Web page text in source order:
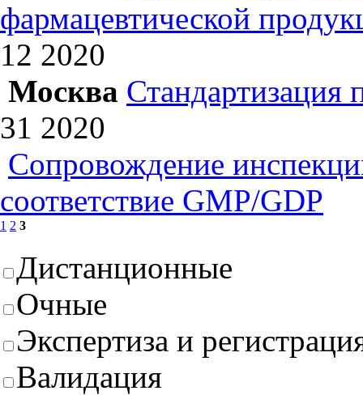
фармацевтической
12 2020
Москва Стандартизация
31 2020
Сопровождение
соответствие GMP/GDP
1 2 3
Дистанционные
Очные
Экспертиза и
Валидация